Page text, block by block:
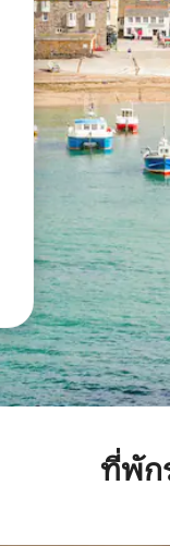
นหา
ที่พัก